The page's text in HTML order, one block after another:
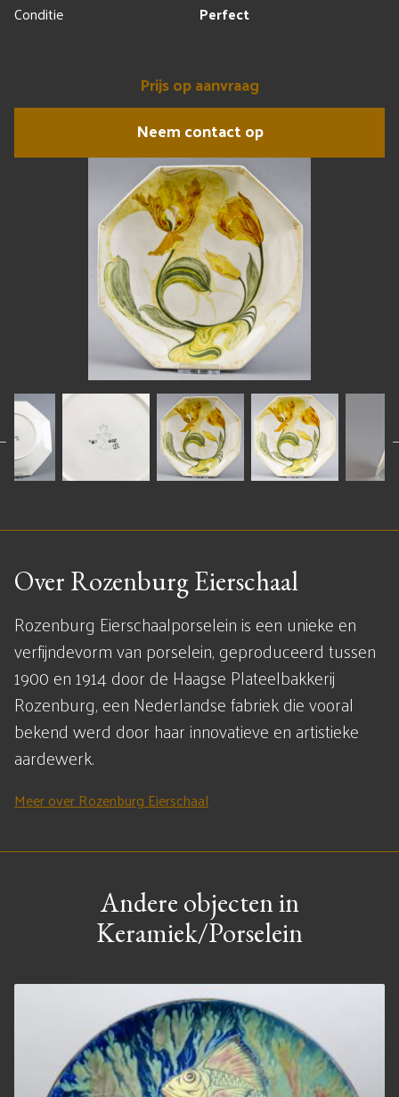
Conditie
Perfect
Prijs op aanvraag
Neem contact op
Over Rozenburg Eierschaal
Rozenburg Eierschaalporselein is een unieke en
verfijndevorm van porselein, geproduceerd tussen
1900 en 1914 door de Haagse Plateelbakkerij
Rozenburg, een Nederlandse fabriek die vooral
bekend werd door haar innovatieve en artistieke
aardewerk.
Meer over Rozenburg Eierschaal
Andere objecten in
Keramiek/Porselein